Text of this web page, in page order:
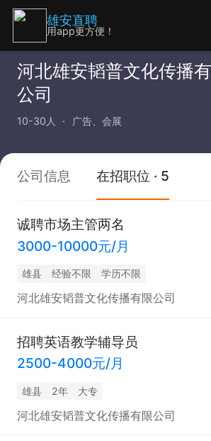
河北雄安韬普文化传播
公司
10-30人 广告、会展
公司信息 在招职位 · 5
诚聘市场主管两名
3000-10000元/月
雄县 经验不限 学历不限
河北雄安韬普文化传播有限公司
招聘英语教学辅导员
2500-4000元/月
雄县 2年 大专
河北雄安韬普文化传播有限公司
雄安直聘
用app更方便！